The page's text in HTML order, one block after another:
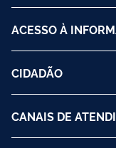
ACESSO À
CIDADÃO
CANAIS DE